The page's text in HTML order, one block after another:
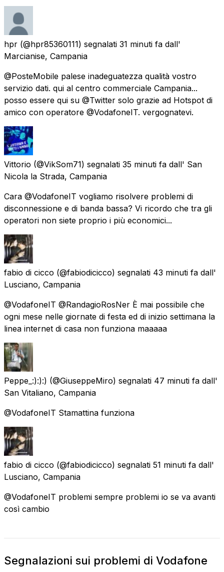
hpr (@hpr85360111) segnalati 31 minuti fa dall'
Marcianise, Campania
@PosteMobile palese inadeguatezza qualità vostro
servizio dati. qui al centro commerciale Campania...
posso essere qui su @Twitter solo grazie ad Hotspot di
amico con operatore @VodafoneIT. vergognatevi.
Vittorio (@VikSom71) segnalati 35 minuti fa dall' San
Nicola la Strada, Campania
Cara @VodafoneIT vogliamo risolvere problemi di
disconnessione e di banda bassa? Vi ricordo che tra gli
operatori non siete proprio i più economici...
fabio di cicco (@fabiodicicco) segnalati 43 minuti fa dall'
Lusciano, Campania
@VodafoneIT @RandagioRosNer È mai possibile che
ogni mese nelle giornate di festa ed di inizio settimana la
linea internet di casa non funziona maaaaa
Peppe_:):):) (@GiuseppeMiro) segnalati 47 minuti fa dall'
San Vitaliano, Campania
@VodafoneIT Stamattina funziona
fabio di cicco (@fabiodicicco) segnalati 51 minuti fa dall'
Lusciano, Campania
@VodafoneIT problemi sempre problemi io se va avanti
così cambio
Segnalazioni sui problemi di Vodafone